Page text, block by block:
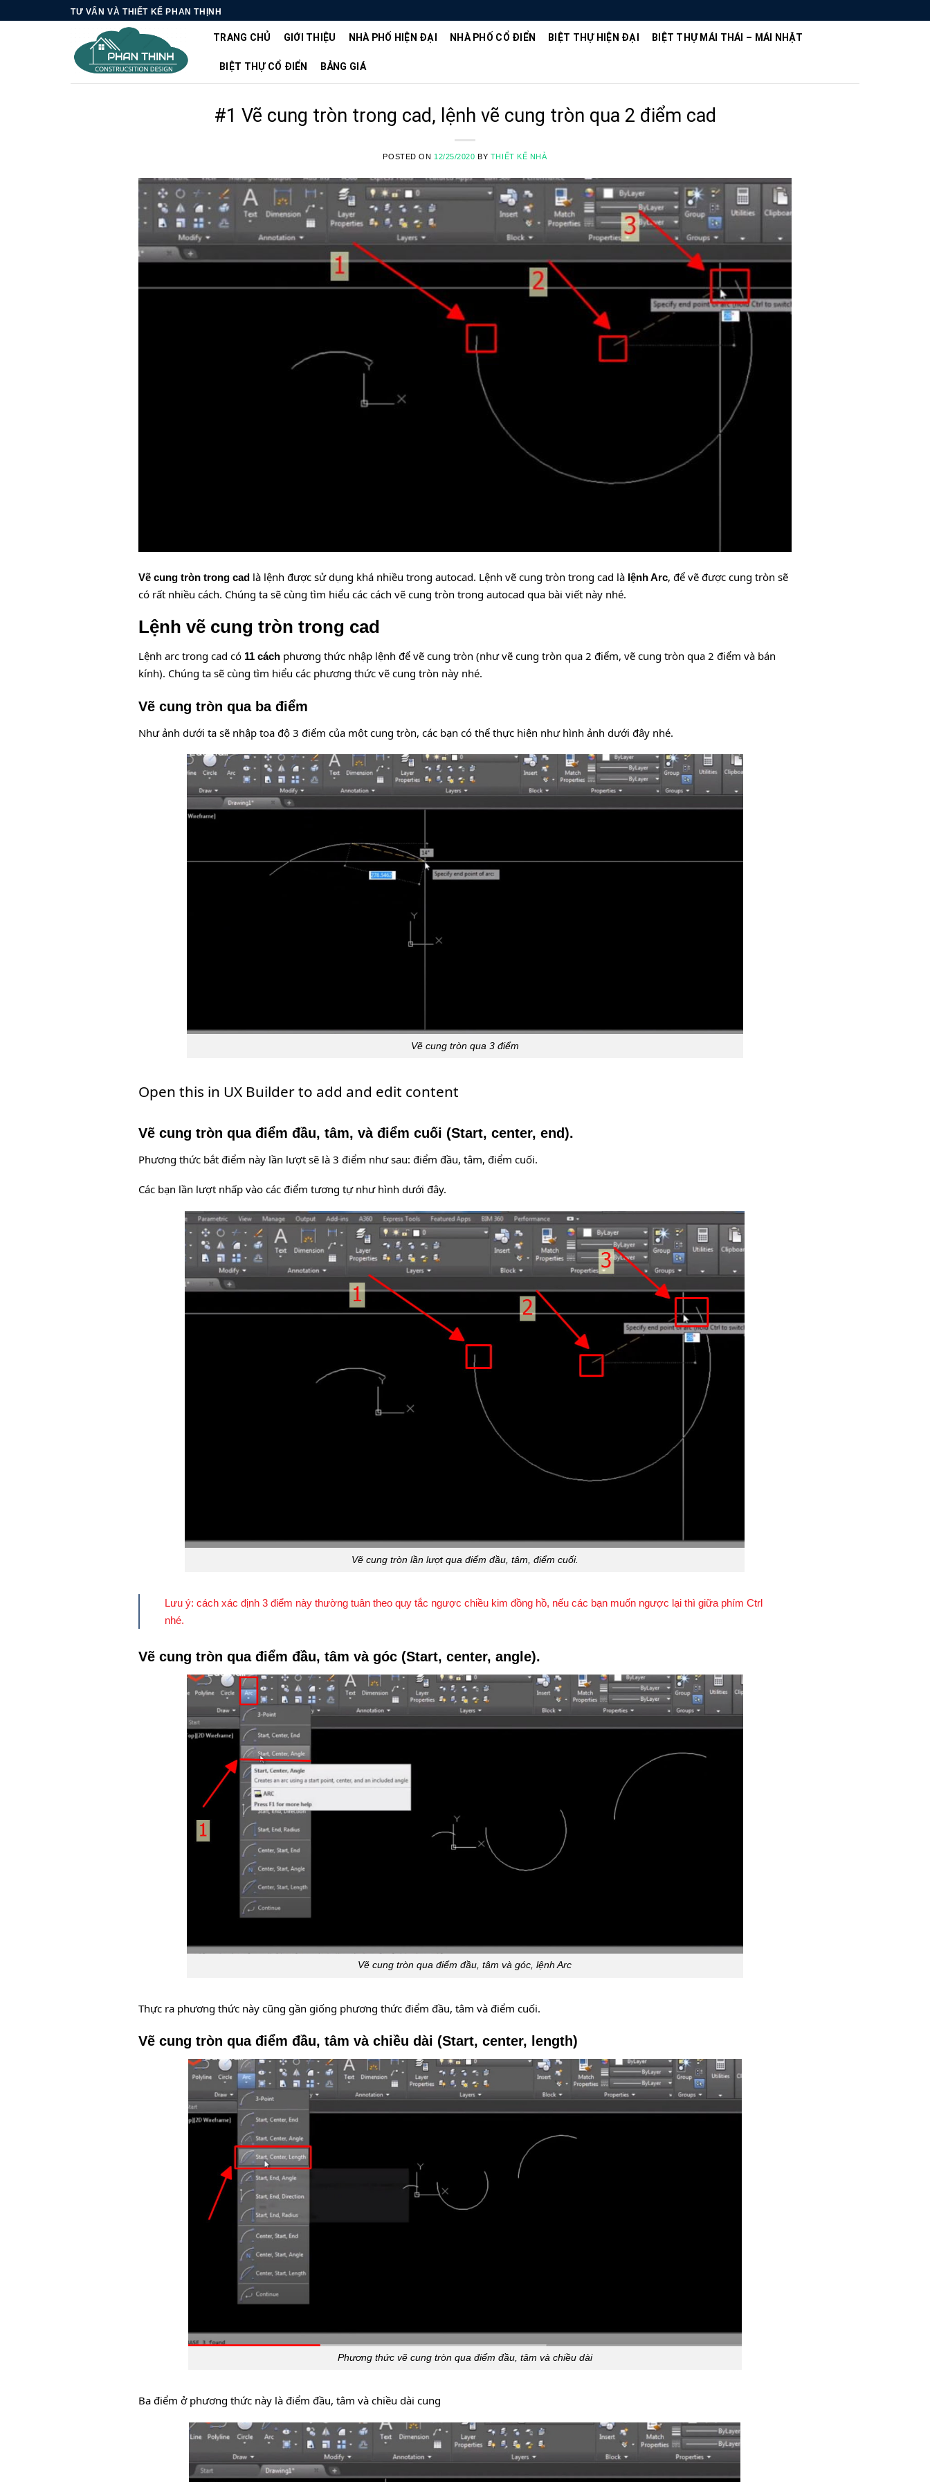
TƯ VẤN VÀ THIẾT KẾ PHAN THỊNH
TRANG CHỦ GIỚI THIỆU NHÀ PHỐ HIỆN ĐẠI NHÀ PHỐ CỔ ĐIỂN BIỆT THỰ HIỆN ĐẠI BIỆT THỰ MÁI THÁI – MÁI NHẬT
BIỆT THỰ CỔ ĐIỂN BẢNG GIÁ
#1 Vẽ cung tròn trong cad, lệnh vẽ cung tròn qua 2 điểm cad
POSTED ON 12/25/2020 BY THIẾT KẾ NHÀ
Vẽ cung tròn trong cadlà lệnh được sử dụng khá nhiều trong autocad. Lệnh vẽ cung tròn trong cad là lệnh Arc, để vẽ được cung tròn sẽ
có rất nhiều cách. Chúng ta sẽ cùng tìm hiểu các cách vẽ cung tròn trong autocad qua bài viết này nhé.
Lệnh vẽ cung tròn trong cad
Lệnh arc trong cad có 11 cáchphương thức nhập lệnh để vẽ cung tròn (như vẽ cung tròn qua 2 điểm, vẽ cung tròn qua 2 điểm và bán
kính). Chúng ta sẽ cùng tìm hiểu các phương thức vẽ cung tròn này nhé.
Vẽ cung tròn qua ba điểm
Như ảnh dưới ta sẽ nhập toa độ 3 điểm của một cung tròn, các bạn có thể thực hiện như hình ảnh dưới đây nhé.
Vẽ cung tròn qua 3 điểm
Open this in UX Builder to add and edit content
Vẽ cung tròn qua điểm đầu, tâm, và điểm cuối (Start, center, end).
Phương thức bắt điểm này lần lượt sẽ là 3 điểm như sau: điểm đầu, tâm, điểm cuối.
Các bạn lần lượt nhấp vào các điểm tương tự như hình dưới đây.
Vẽ cung tròn lần lượt qua điểm đầu, tâm, điểm cuối.
Lưu ý: cách xác định 3 điểm này thường tuân theo quy tắc ngược chiều kim đồng hồ, nếu các bạn muốn ngược lại thì giữa phím Ctrl
nhé.
Vẽ cung tròn qua điểm đầu, tâm và góc (Start, center, angle).
Vẽ cung tròn qua điểm đầu, tâm và góc, lệnh Arc
Thực ra phương thức này cũng gần giống phương thức điểm đầu, tâm và điểm cuối.
Vẽ cung tròn qua điểm đầu, tâm và chiều dài (Start, center, length)
Phương thức vẽ cung tròn qua điểm đầu, tâm và chiều dài
Ba điểm ở phương thức này là điểm đầu, tâm và chiều dài cung